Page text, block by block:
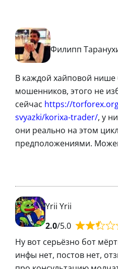
Филипп
В каждой хайповой нише
мошенников, этого не
сейчас https://
svyazki/korixa-trader/, у
они реально на этом
предположениями.
Yrii Yrii
2.0/5.0
Ну вот серьёзно бот
инфы нет, постов нет,